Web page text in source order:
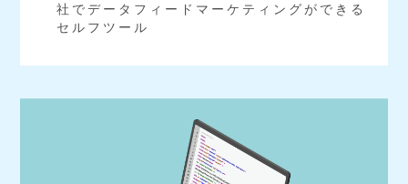
社でデータフィードマーケティングができる
セルフツール